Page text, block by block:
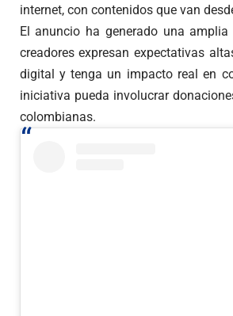
internet, con contenidos que van
El anuncio ha generado una
creadores expresan expectativas
digital y tenga un impacto real en
iniciativa pueda involucrar
colombianas.